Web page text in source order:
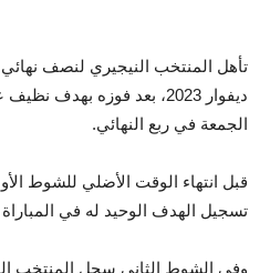
تأهل المنتخب النيجيري لنصف
ديفوار 2023، بعد فوزه
الجمعة في ربع النهائي.
قبل انتهاء الوقت الأضلي للشوط
تسجيل الهدف الوحيد له في
وفي الشوط الثاني سجل المنتخب